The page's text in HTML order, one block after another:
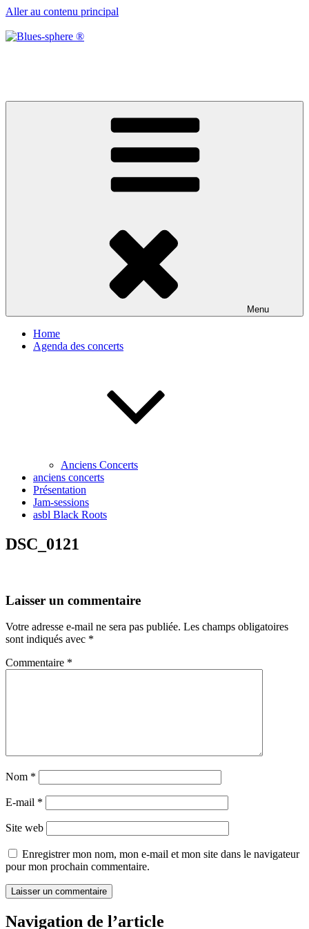
Aller au contenu principal
Menu
Home
Agenda des concerts
Anciens Concerts
anciens concerts
Présentation
Jam-sessions
asbl Black Roots
DSC_0121
Laisser un commentaire
Votre adresse e-mail ne sera pas publiée. Les champs obligatoires
sont indiqués avec *
Commentaire *
Nom *
E-mail *
Site web
Enregistrer mon nom, mon e-mail et mon site dans le navigateur
pour mon prochain commentaire.
Navigation de l’article